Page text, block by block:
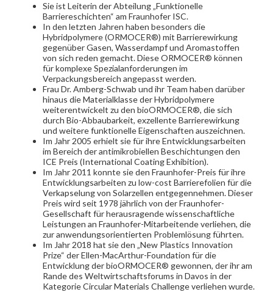
Sie ist Leiterin der Abteilung „Funktionelle
Barriereschichten“ am Fraunhofer ISC.
In den letzten Jahren haben besonders die
Hybridpolymere (ORMOCER®) mit Barrierewirkung
gegenüber Gasen, Wasserdampf und Aromastoffen
von sich reden gemacht. Diese ORMOCER® können
für komplexe Spezialanforderungen im
Verpackungsbereich angepasst werden.
Frau Dr. Amberg-Schwab und ihr Team haben darüber
hinaus die Materialklasse der Hybridpolymere
weiterentwickelt zu den bioORMOCER®, die sich
durch Bio-Abbaubarkeit, exzellente Barrierewirkung
und weitere funktionelle Eigenschaften auszeichnen.
Im Jahr 2005 erhielt sie für ihre Entwicklungsarbeiten
im Bereich der antimikrobiellen Beschichtungen den
ICE Preis (International Coating Exhibition).
Im Jahr 2011 konnte sie den Fraunhofer-Preis für ihre
Entwicklungsarbeiten zu low-cost Barrierefolien für die
Verkapselung von Solarzellen entgegennehmen. Dieser
Preis wird seit 1978 jährlich von der Fraunhofer-
Gesellschaft für herausragende wissenschaftliche
Leistungen an Fraunhofer-Mitarbeitende verliehen, die
zur anwendungsorientierten Problemlösung führten.
Im Jahr 2018 hat sie den „New Plastics Innovation
Prize“ der Ellen-MacArthur-Foundation für die
Entwicklung der bioORMOCER® gewonnen, der ihr am
Rande des Weltwirtschaftsforums in Davos in der
Kategorie Circular Materials Challenge verliehen wurde.